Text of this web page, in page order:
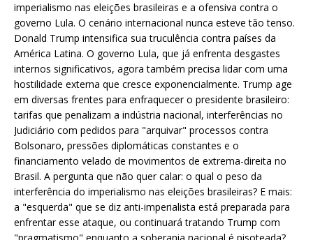
imperialismo nas eleições brasileiras e a ofensiva contra o
governo Lula. O cenário internacional nunca esteve tão tenso.
Donald Trump intensifica sua truculência contra países da
América Latina. O governo Lula, que já enfrenta desgastes
internos significativos, agora também precisa lidar com uma
hostilidade externa que cresce exponencialmente. Trump age
em diversas frentes para enfraquecer o presidente brasileiro:
tarifas que penalizam a indústria nacional, interferências no
Judiciário com pedidos para "arquivar" processos contra
Bolsonaro, pressões diplomáticas constantes e o
financiamento velado de movimentos de extrema-direita no
Brasil. A pergunta que não quer calar: o qual o peso da
interferência do imperialismo nas eleições brasileiras? E mais:
a "esquerda" que se diz anti-imperialista está preparada para
enfrentar esse ataque, ou continuará tratando Trump com